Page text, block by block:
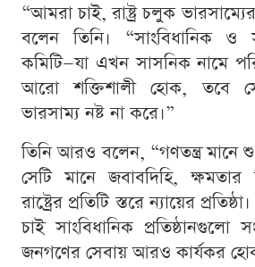
“আমরা চাই, রাষ্ট্র চলুক
বলেন তিনি। “সাংবিধানিক ও
কমিটি—যা এখন সাসনিক নামে
আরো শক্তিশালী হোক, তবে
ভারসাম্য নষ্ট না করে।”
তিনি আরও বলেন, “গণতন্ত্র মানে
সেটি মানে জবাবদিহি, ক্ষমতার
রাষ্ট্রের প্রতিটি স্তরে ন্যায়ের
চাই সাংবিধানিক প্রতিষ্ঠানগুলো
জনগণের সেবায় আরও কার্যকর